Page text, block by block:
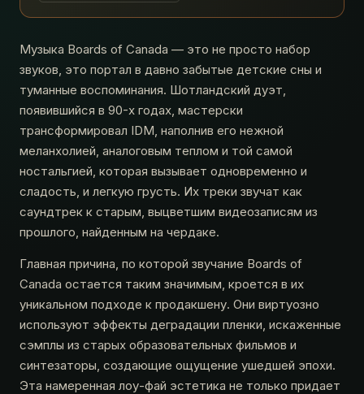
Музыка Boards of Canada — это не просто набор
звуков, это портал в давно забытые детские сны и
туманные воспоминания. Шотландский дуэт,
появившийся в 90-х годах, мастерски
трансформировал IDM, наполнив его нежной
меланхолией, аналоговым теплом и той самой
ностальгией, которая вызывает одновременно и
сладость, и легкую грусть. Их треки звучат как
саундтрек к старым, выцветшим видеозаписям из
прошлого, найденным на чердаке.
Главная причина, по которой звучание Boards of
Canada остается таким значимым, кроется в их
уникальном подходе к продакшену. Они виртуозно
используют эффекты деградации пленки, искаженные
сэмплы из старых образовательных фильмов и
синтезаторы, создающие ощущение ушедшей эпохи.
Эта намеренная лоу-фай эстетика не только придает